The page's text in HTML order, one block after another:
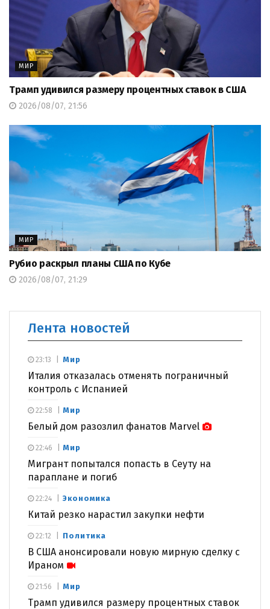
МИР
Трамп удивился размеру процентных ставок в США
2026/08/07, 21:56
МИР
Рубио раскрыл планы США по Кубе
2026/08/07, 21:29
Лента новостей
Мир
Италия отказалась отменять пограничный
контроль с Испанией
23:13
Мир
Белый дом разозлил фанатов Marvel
22:58
Мир
Мигрант попытался попасть в Сеуту на
параплане и погиб
22:46
Экономика
Китай резко нарастил закупки нефти
22:24
Политика
В США анонсировали новую мирную сделку с
Ираном
22:12
Мир
Трамп удивился размеру процентных ставок
21:56